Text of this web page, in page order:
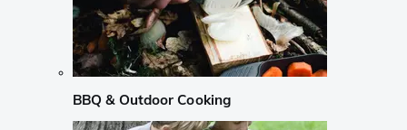
BBQ & Outdoor Cooking